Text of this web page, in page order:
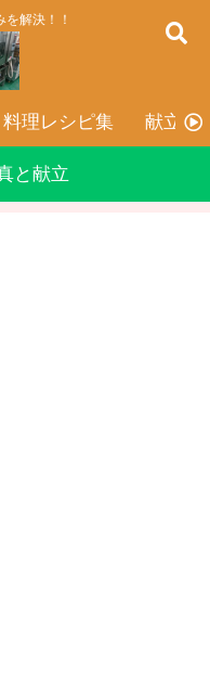
解決！！
料理レシピ集 献立表
と献立